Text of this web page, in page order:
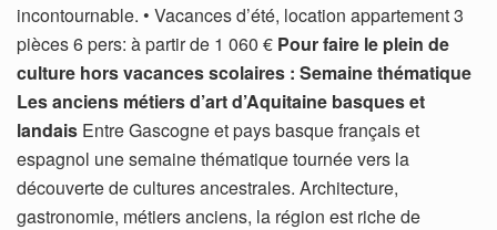
incontournable. • Vacances d’été, location appartement 3
pièces 6 pers: à partir de 1 060 € Pour faire le plein de
culture hors vacances scolaires : Semaine thématique
Les anciens métiers d’art d’Aquitaine basques et
landais Entre Gascogne et pays basque français et
espagnol une semaine thématique tournée vers la
découverte de cultures ancestrales. Architecture,
gastronomie, métiers anciens, la région est riche de